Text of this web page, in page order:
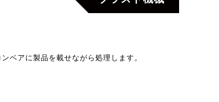
ベアに製品を載せながら処理します。